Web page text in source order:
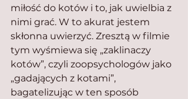
miłość do kotów i to, jak uwielbia z
nimi grać. W to akurat jestem
skłonna uwierzyć. Zresztą w filmie
tym wyśmiewa się „zaklinaczy
kotów”, czyli zoopsychologów jako
„gadających z kotami”,
bagatelizując w ten sposób